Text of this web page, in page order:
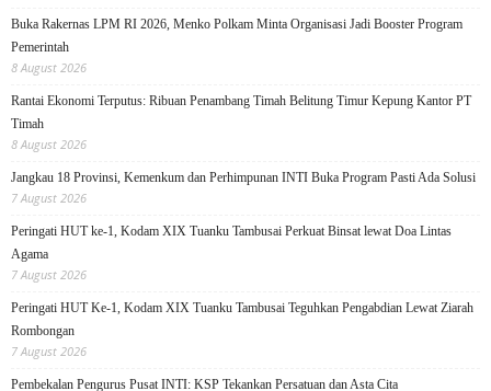
Buka Rakernas LPM RI 2026, Menko Polkam Minta Organisasi Jadi Booster Program
Pemerintah
8 August 2026
Rantai Ekonomi Terputus: Ribuan Penambang Timah Belitung Timur Kepung Kantor PT
Timah
8 August 2026
Jangkau 18 Provinsi, Kemenkum dan Perhimpunan INTI Buka Program Pasti Ada Solusi
7 August 2026
Peringati HUT ke-1, Kodam XIX Tuanku Tambusai Perkuat Binsat lewat Doa Lintas
Agama
7 August 2026
Peringati HUT Ke-1, Kodam XIX Tuanku Tambusai Teguhkan Pengabdian Lewat Ziarah
Rombongan
7 August 2026
Pembekalan Pengurus Pusat INTI: KSP Tekankan Persatuan dan Asta Cita